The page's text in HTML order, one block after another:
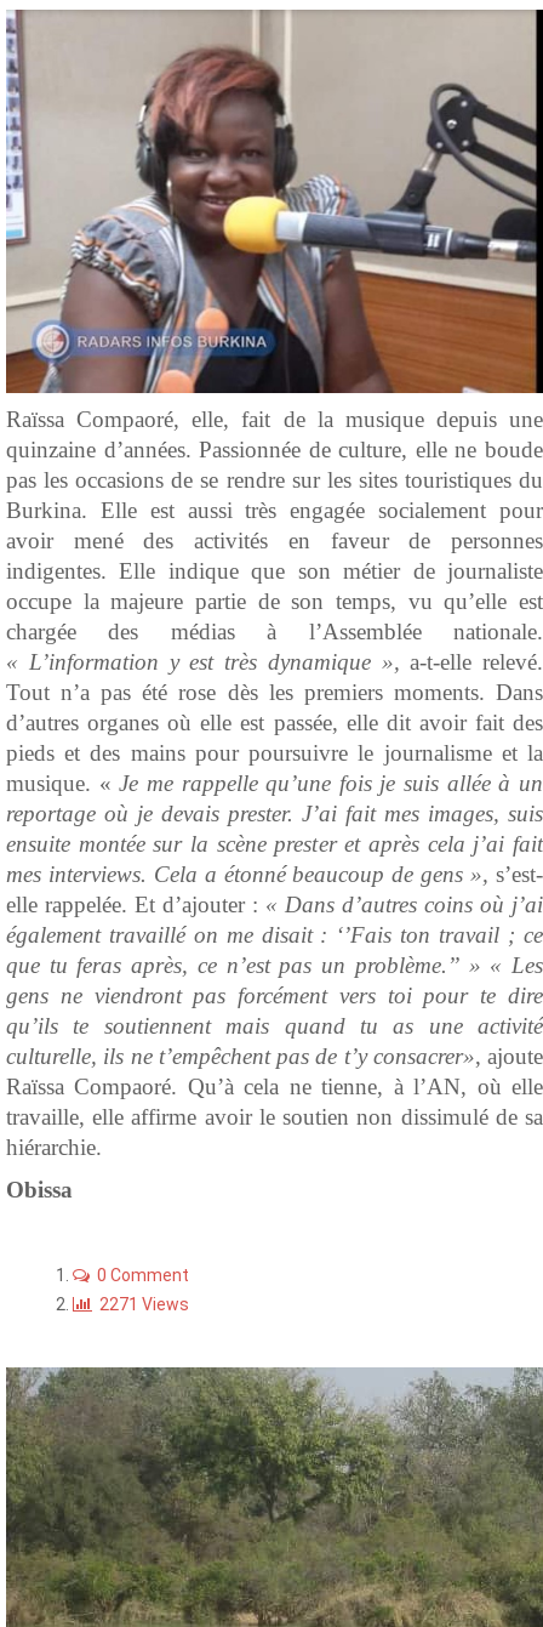
Raïssa Compaoré, elle, fait de la musique depuis une
quinzaine d’années. Passionnée de culture, elle ne boude
pas les occasions de se rendre sur les sites touristiques du
Burkina. Elle est aussi très engagée socialement pour
avoir mené des activités en faveur de personnes
indigentes. Elle indique que son métier de journaliste
occupe la majeure partie de son temps, vu qu’elle est
chargée des médias à l’Assemblée nationale.
« L’information y est très dynamique »,a-t-elle relevé.
Tout n’a pas été rose dès les premiers moments. Dans
d’autres organes où elle est passée, elle dit avoir fait des
pieds et des mains pour poursuivre le journalisme et la
musique. «Je me rappelle qu’une fois je suis allée à un
reportage où je devais prester. J’ai fait mes images, suis
ensuite montée sur la scène prester et après cela j’ai fait
mes interviews. Cela a étonné beaucoup de gens », s’est-
elle rappelée. Et d’ajouter : « Dans d’autres coins où j’ai
également travaillé on me disait : ‘’Fais ton travail ; ce
que tu feras après, ce n’est pas un problème.’’ » « Les
gens ne viendront pas forcément vers toi pour te dire
qu’ils te soutiennent mais quand tu as une activité
culturelle, ils ne t’empêchent pas de t’y consacrer», ajoute
Raïssa Compaoré. Qu’à cela ne tienne, à l’AN, où elle
travaille, elle affirme avoir le soutien non dissimulé de sa
hiérarchie.
Obissa
0 Comment
2271 Views